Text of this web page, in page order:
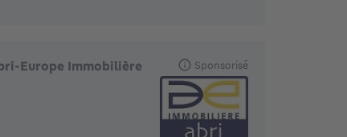
Europe Immobilière Sponsorisé